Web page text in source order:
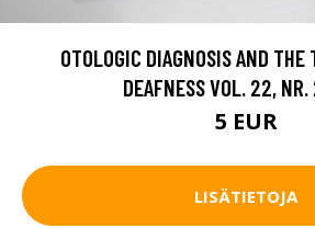
OTOLOGIC DIAGNOSIS AND THE
DEAFNESS VOL. 22,
5 EUR
LISÄTIETOJA